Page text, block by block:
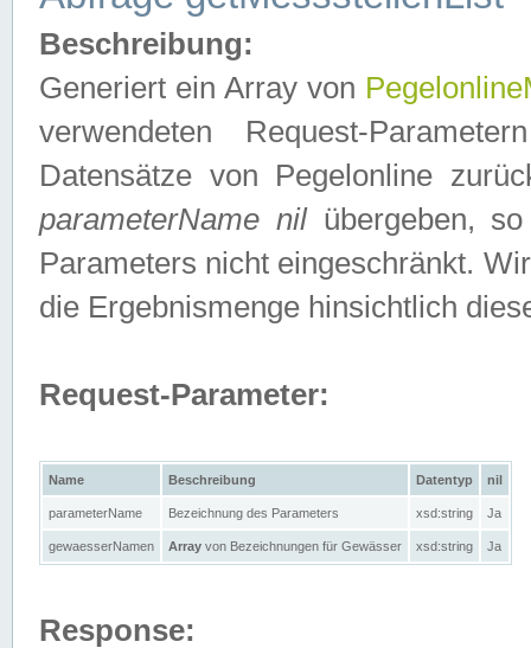
Beschreibung:
Generiert ein Array von
verwendeten Request-
Datensätze von Pegelonline
parameterName nilübergeben, so
Parameters nicht eingeschränkt.
die Ergebnismenge hinsichtlich
Request-Parameter:
Name Beschreibung Datentyp nil
parameterName Bezeichnung des Parameters xsd:string Ja
gewaesserNamen Array von Bezeichnungen für Gewässer xsd:string Ja
Response: